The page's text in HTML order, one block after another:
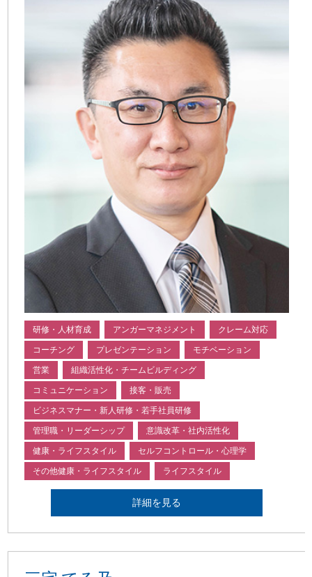
研修・人材育成 アンガーマネジメント クレーム対応
コーチング プレゼンテーション モチベーション
営業 組織活性化・チームビルディング
コミュニケーション 接客・販売
ビジネスマナー・新人研修・若手社員研修
管理職・リーダーシップ 意識改革・社内活性化
健康・ライフスタイル セルフコントロール・心理学
その他健康・ライフスタイル ライフスタイル
詳細を見る